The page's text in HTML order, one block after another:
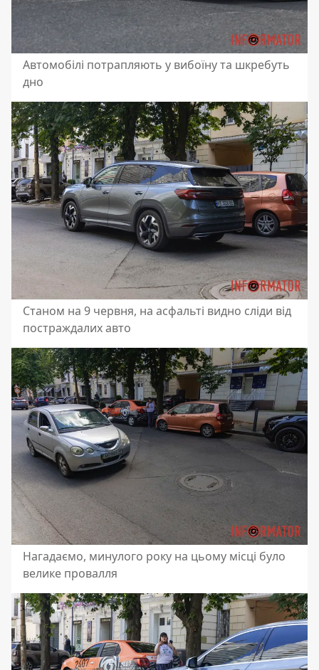
Автомобілі потрапляють у вибоїну та шкребуть
дно
Станом на 9 червня, на асфальті видно сліди від
постраждалих авто
Нагадаємо, минулого року на цьому місці було
велике провалля